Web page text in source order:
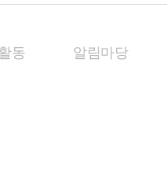
동 알림마당